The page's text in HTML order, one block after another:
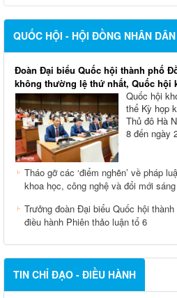
QUỐC HỘI - HỘI ĐỒNG NHÂN DÂN
Đoàn Đại biểu Quốc hội thành phố
không thường lệ thứ nhất, Quốc hội
Quốc hội
thể Kỳ họp
Thủ đô Hà
8 đến ngày
Tháo gỡ các ‘điểm nghẽn’ về pháp
khoa học, công nghệ và đổi mới
Trưởng đoàn Đại biểu Quốc hội
điều hành Phiên thảo luận tổ 6
TIN CHỈ ĐẠO - ĐIỀU HÀNH